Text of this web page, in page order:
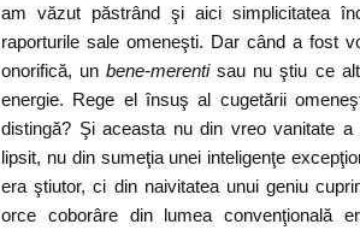
am văzut păstrând şi aici simplicitatea
raporturile sale omeneşti. Dar când a fost
onorifică, un bene-merentisau nu ştiu ce
energie. Rege el însuş al cugetării
distingă? Şi aceasta nu din vreo vanitate
lipsit, nu din sumeţia unei inteligenţe
era ştiutor, ci din naivitatea unui geniu
orce coborâre din lumea convenţională